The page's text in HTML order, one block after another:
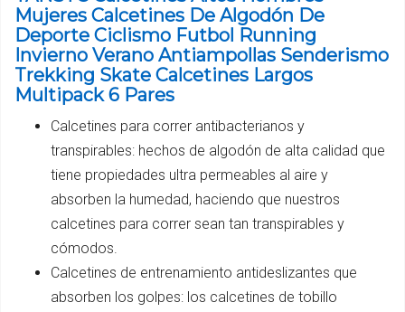
Mujeres Calcetines De Algodón De
Deporte Ciclismo Futbol Running
Invierno Verano Antiampollas Senderismo
Trekking Skate Calcetines Largos
Multipack 6 Pares
Calcetines para correr antibacterianos y
transpirables: hechos de algodón de alta calidad que
tiene propiedades ultra permeables al aire y
absorben la humedad, haciendo que nuestros
calcetines para correr sean tan transpirables y
cómodos.
Calcetines de entrenamiento antideslizantes que
absorben los golpes: los calcetines de tobillo